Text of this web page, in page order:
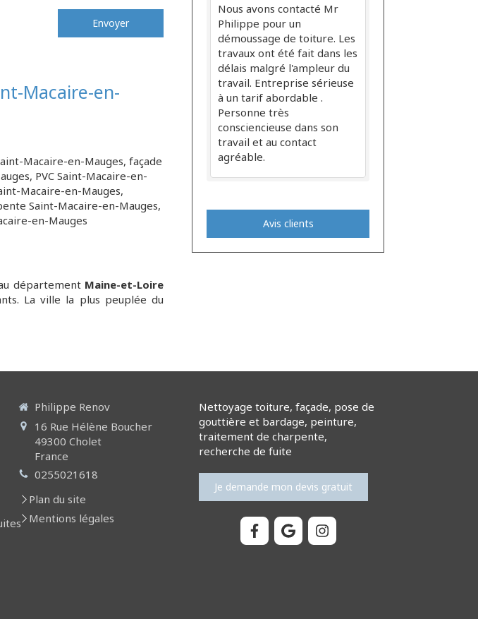
Envoyer
Macaire-en-
Macaire-en-Mauges, façade
, PVC Saint-Macaire-en-
Macaire-en-Mauges,
Saint-Macaire-en-Mauges,
en-Mauges
département Maine-et-Loire
La ville la plus peuplée du
Nous avons contacté Mr
Philippe pour un
démoussage de toiture. Les
travaux ont été fait dans les
délais malgré l'ampleur du
travail. Entreprise sérieuse
à un tarif abordable .
Personne très
consciencieuse dans son
travail et au contact
agréable.
Avis clients
Philippe Renov
16 Rue Hélène Boucher
49300 Cholet
France
0255021618
Plan du site
Mentions légales
Nettoyage toiture, façade, pose de
gouttière et bardage, peinture,
traitement de charpente,
recherche de fuite
Je demande mon devis gratuit